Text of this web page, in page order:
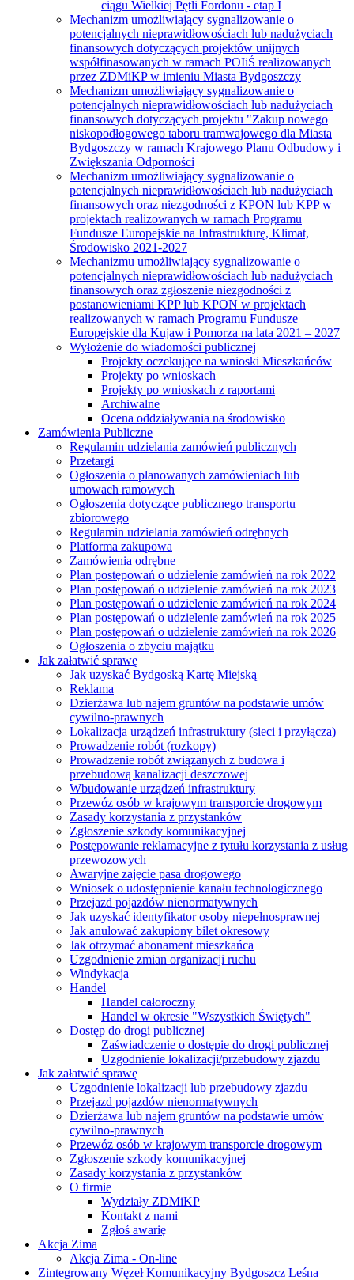
ciągu Wielkiej Pętli Fordonu - etap I
Mechanizm umożliwiający sygnalizowanie o
potencjalnych nieprawidłowościach lub nadużyciach
finansowych dotyczących projektów unijnych
współfinasowanych w ramach POIiŚ realizowanych
przez ZDMiKP w imieniu Miasta Bydgoszczy
Mechanizm umożliwiający sygnalizowanie o
potencjalnych nieprawidłowościach lub nadużyciach
finansowych dotyczących projektu "Zakup nowego
niskopodłogowego taboru tramwajowego dla Miasta
Bydgoszczy w ramach Krajowego Planu Odbudowy i
Zwiększania Odporności
Mechanizm umożliwiający sygnalizowanie o
potencjalnych nieprawidłowościach lub nadużyciach
finansowych oraz niezgodności z KPON lub KPP w
projektach realizowanych w ramach Programu
Fundusze Europejskie na Infrastrukturę, Klimat,
Środowisko 2021-2027
Mechanizmu umożliwiający sygnalizowanie o
potencjalnych nieprawidłowościach lub nadużyciach
finansowych oraz zgłoszenie niezgodności z
postanowieniami KPP lub KPON w projektach
realizowanych w ramach Programu Fundusze
Europejskie dla Kujaw i Pomorza na lata 2021 – 2027
Wyłożenie do wiadomości publicznej
Projekty oczekujące na wnioski Mieszkańców
Projekty po wnioskach
Projekty po wnioskach z raportami
Archiwalne
Ocena oddziaływania na środowisko
Zamówienia Publiczne
Regulamin udzielania zamówień publicznych
Przetargi
Ogłoszenia o planowanych zamówieniach lub
umowach ramowych
Ogłoszenia dotyczące publicznego transportu
zbiorowego
Regulamin udzielania zamówień odrębnych
Platforma zakupowa
Zamówienia odrębne
Plan postępowań o udzielenie zamówień na rok 2022
Plan postępowań o udzielenie zamówień na rok 2023
Plan postępowań o udzielenie zamówień na rok 2024
Plan postępowań o udzielenie zamówień na rok 2025
Plan postępowań o udzielenie zamówień na rok 2026
Ogłoszenia o zbyciu majątku
Jak załatwić sprawę
Jak uzyskać Bydgoską Kartę Miejską
Reklama
Dzierżawa lub najem gruntów na podstawie umów
cywilno-prawnych
Lokalizacja urządzeń infrastruktury (sieci i przyłącza)
Prowadzenie robót (rozkopy)
Prowadzenie robót związanych z budowa i
przebudową kanalizacji deszczowej
Wbudowanie urządzeń infrastruktury
Przewóz osób w krajowym transporcie drogowym
Zasady korzystania z przystanków
Zgłoszenie szkody komunikacyjnej
Postępowanie reklamacyjne z tytułu korzystania z usług
przewozowych
Awaryjne zajęcie pasa drogowego
Wniosek o udostępnienie kanału technologicznego
Przejazd pojazdów nienormatywnych
Jak uzyskać identyfikator osoby niepełnosprawnej
Jak anulować zakupiony bilet okresowy
Jak otrzymać abonament mieszkańca
Uzgodnienie zmian organizacji ruchu
Windykacja
Handel
Handel całoroczny
Handel w okresie "Wszystkich Świętych"
Dostęp do drogi publicznej
Zaświadczenie o dostępie do drogi publicznej
Uzgodnienie lokalizacji/przebudowy zjazdu
Jak załatwić sprawę
Uzgodnienie lokalizacji lub przebudowy zjazdu
Przejazd pojazdów nienormatywnych
Dzierżawa lub najem gruntów na podstawie umów
cywilno-prawnych
Przewóz osób w krajowym transporcie drogowym
Zgłoszenie szkody komunikacyjnej
Zasady korzystania z przystanków
O firmie
Wydziały ZDMiKP
Kontakt z nami
Zgłoś awarię
Akcja Zima
Akcja Zima - On-line
Zintegrowany Węzeł Komunikacyjny Bydgoszcz Leśna